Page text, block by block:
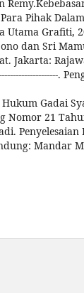
Pihak
Utama Grafiti,
dan Sri
Jakarta:
Gadai
Nomor 21
Mandar